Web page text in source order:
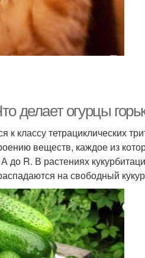
делает огурцы
к классу тетрациклических
веществ, каждое из
до R. В растениях
на свободный